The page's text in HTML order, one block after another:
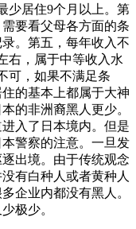
少居住9个月以上。第
要看父母各方面的条
。第五，每年收入不
右，属于中等收入水
可，如果不满足条
的基本上都属于大神
的非洲裔黑人更少。
入了日本境内。但是
警察的注意。一旦发
出境。由于传统观念
有白种人或者黄种人
企业内都没有黑人。
极少。